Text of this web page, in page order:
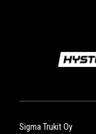
Sigma Trukit Oy